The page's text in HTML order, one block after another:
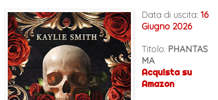
Data di uscita: 16
Giugno 2026
Titolo: PHANTAS
MA
Acquista su
Amazon